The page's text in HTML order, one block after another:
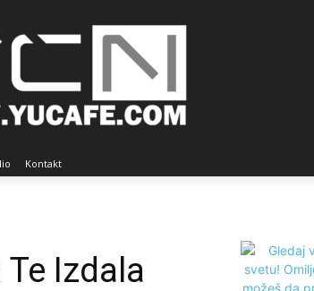
Kontakt
Izdala